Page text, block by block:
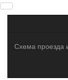
Схема проезда